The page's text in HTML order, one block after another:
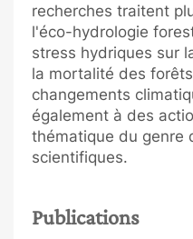
recherches traitent
l'éco-hydrologie
stress hydriques sur
la mortalité des
changements
également à des
thématique du genre
scientifiques.
Publications